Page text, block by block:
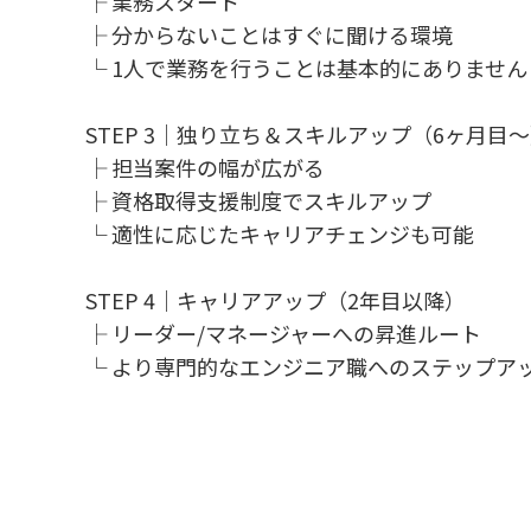
├ 分からないことはすぐに聞ける環境
└ 1人で業務を行うことは基本的にありません
STEP 3｜独り立ち＆スキルアップ（6ヶ月目～
├ 担当案件の幅が広がる
├ 資格取得支援制度でスキルアップ
└ 適性に応じたキャリアチェンジも可能
STEP 4｜キャリアアップ（2年目以降）
├ リーダー/マネージャーへの昇進ルート
└ より専門的なエンジニア職へのステップア